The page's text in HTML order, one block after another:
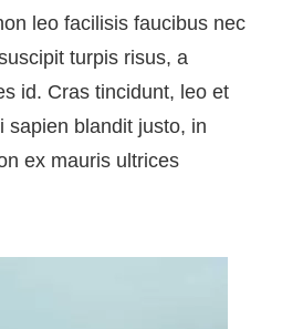
leo facilisis faucibus nec
turpis risus, a
id. Cras tincidunt, leo et
sapien blandit justo, in
ex mauris ultrices